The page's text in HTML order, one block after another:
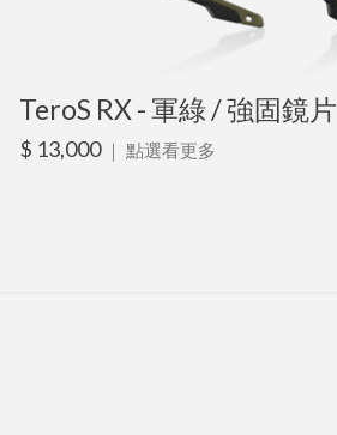
TeroS RX - 軍綠 / 強固鏡片
$ 13,000 ｜點選看更多